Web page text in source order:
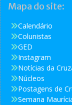
Mapa do site:
Calendário
Colunistas
GED
Instagram
Notícias da
Núcleos
Postagens de
Semana